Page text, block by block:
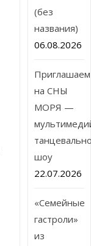
(без
названия)
06.08.2026
Приглашаем
на СНЫ
МОРЯ —
шоу
22.07.2026
«Семейные
гастроли»
из